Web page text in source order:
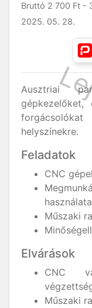
Bruttó 2 700 Ft -
2025. 05. 28.
Ausztriai
gépkezelőket,
helyszínekre.
Feladatok
CNC
Műszaki
Elvárások
CNC
Műszaki